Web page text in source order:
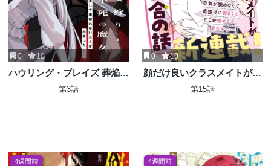
0 10
ハウリング・ブレイズ 葬焔の
剣士と不死の魔女
第3話
0 10
顔だけ良いクラスメイトが、
やたらとグイグイ来る百合の
第15話
4週間前 4週間前